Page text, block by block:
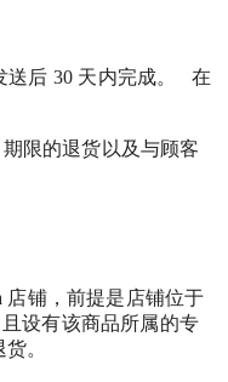
送后 30 天内完成。 在
限的退货以及与顾客
店铺，前提是店铺位于
设有该商品所属的专
。